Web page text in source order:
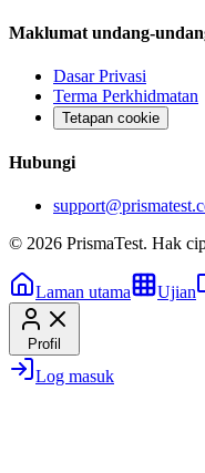
Maklumat undang-
Dasar Privasi
Terma Perkhidmatan
Tetapan cookie
Hubungi
© 2026 PrismaTest. Hak
Laman utama Ujian
Profil
Log masuk